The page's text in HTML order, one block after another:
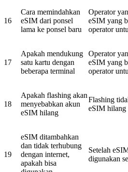
16
Cara memindahkan
eSIM dari ponsel
lama ke ponsel baru
Operator
eSIM yang
operator
17
Apakah mendukung
satu kartu dengan
beberapa terminal
Operator
eSIM yang
operator
18
Apakah flashing akan
menyebabkan akun
eSIM hilang
Flashing
eSIM hilang
19
eSIM ditambahkan
dan tidak terhubung
dengan internet,
apakah bisa
Setelah
digunakan